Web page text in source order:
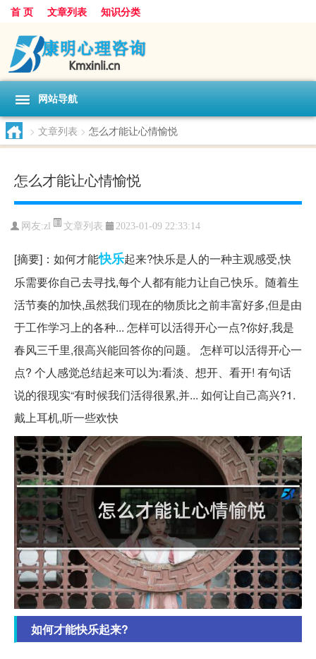
首 页 文章列表 知识分类
网站导航
> 文章列表 > 怎么才能让心情愉悦
怎么才能让心情愉悦
网友:zl 文章列表 2023-01-09 22:33:14
[摘要]：如何才能快乐起来?快乐是人的一种主观感受,快
乐需要你自己去寻找,每个人都有能力让自己快乐。随着生
活节奏的加快,虽然我们现在的物质比之前丰富好多,但是由
于工作学习上的各种... 怎样可以活得开心一点?你好,我是
春风三千里,很高兴能回答你的问题。 怎样可以活得开心一
点? 个人感觉总结起来可以为:看淡、想开、看开! 有句话
说的很现实“有时候我们活得很累,并... 如何让自己高兴?1.
戴上耳机,听一些欢快
如何才能快乐起来?